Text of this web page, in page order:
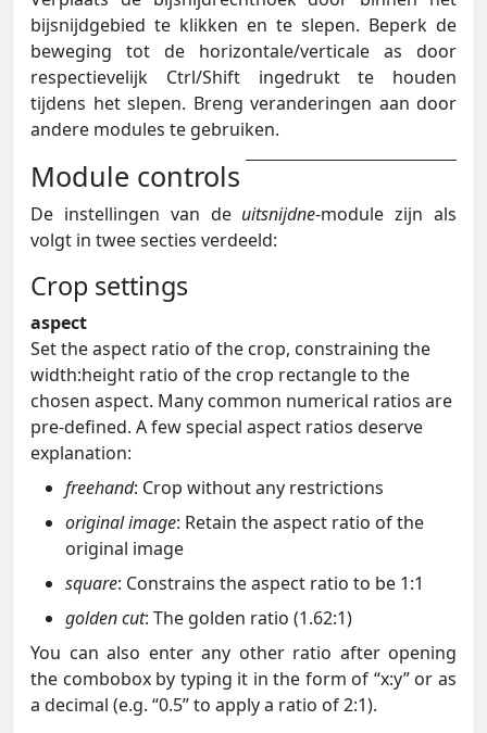
bijsnijdgebied te klikken en te slepen. Beperk de
beweging tot de horizontale/verticale as door
respectievelijk Ctrl/Shift ingedrukt te houden
tijdens het slepen. Breng veranderingen aan door
andere modules te gebruiken.
Module controls
De instellingen van de uitsnijdne-module zijn als
volgt in twee secties verdeeld:
Crop settings
aspect
Set the aspect ratio of the crop, constraining the
width:height ratio of the crop rectangle to the
chosen aspect. Many common numerical ratios are
pre-defined. A few special aspect ratios deserve
explanation:
freehand: Crop without any restrictions
original image: Retain the aspect ratio of the
original image
square: Constrains the aspect ratio to be 1:1
golden cut: The golden ratio (1.62:1)
You can also enter any other ratio after opening
the combobox by typing it in the form of “x:y” or as
a decimal (e.g. “0.5” to apply a ratio of 2:1).